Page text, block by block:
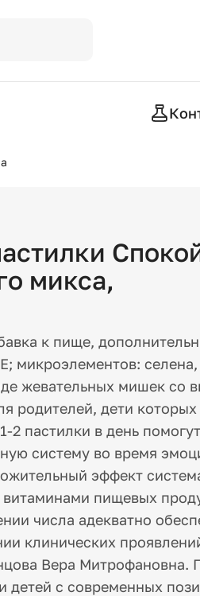
микса,
к пище,
микроэлементов:
жевательных мишек со
родителей, дети которых
2 пастилки в день
систему во время
эффект
пищевых
числа адекватно
клинических
Вера Митрофановна.
детей с современных